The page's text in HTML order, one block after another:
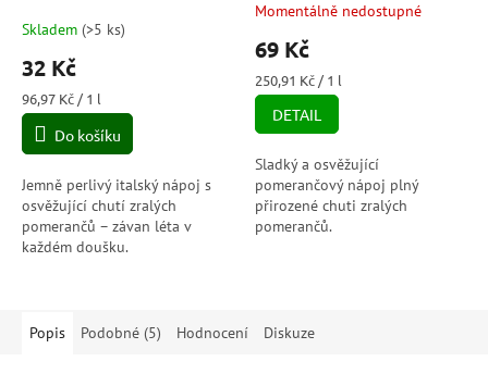
Skladem (>5 ks)
32 Kč
Měrná
cena:
96,97 Kč / 1 l
Do košíku
Jemně perlivý italský nápoj s
osvěžující chutí zralých
pomerančů – závan léta v
každém doušku.
Průměrné
hodnocení
produktu
je
5,0
5
hvězdiček.
Momentálně nedostupné
69 Kč
Měrná
cena:
250,91 Kč / 1 l
DETAIL
Sladký a osvěžující
pomerančový nápoj plný
přirozené chuti zralých
pomerančů.
Popis Podobné (5) Hodnocení Diskuze